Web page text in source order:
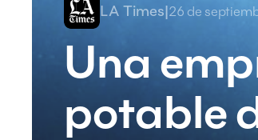
LA Times|26 de
Una
potable